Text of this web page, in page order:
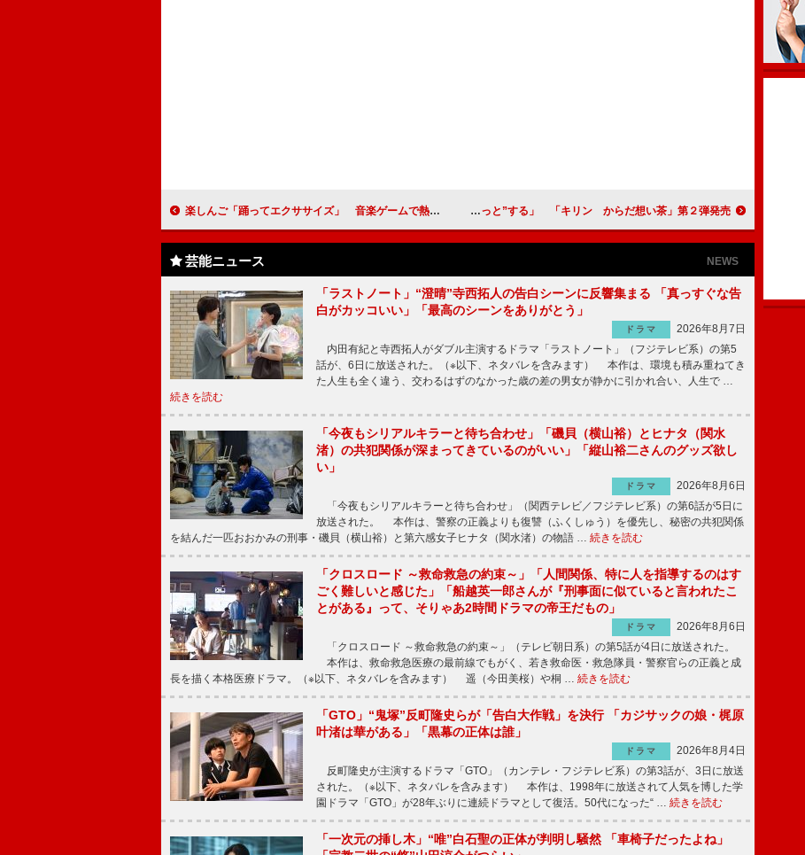
楽しんご「踊ってエクササイズ」 音楽ゲームで熱いダンスを披露 関根麻里「のどと鼻が“すぅーっと”する」 「キリン からだ想い茶」第２弾発売
芸能ニュース NEWS
「ラストノート」“澄晴”寺西拓人の告白シーンに反響集まる 「真っすぐな告
白がカッコいい」「最高のシーンをありがとう」
ドラマ
2026年8月7日
内田有紀と寺西拓人がダブル主演するドラマ「ラストノート」（フジテレビ系）の第5
話が、6日に放送された。（※以下、ネタバレを含みます） 本作は、環境も積み重ねてき
た人生も全く違う、交わるはずのなかった歳の差の男女が静かに引かれ合い、人生で …
続きを読む
「今夜もシリアルキラーと待ち合わせ」「磯貝（横山裕）とヒナタ（関水
渚）の共犯関係が深まってきているのがいい」「縦山裕二さんのグッズ欲し
い」
ドラマ
2026年8月6日
「今夜もシリアルキラーと待ち合わせ」（関西テレビ／フジテレビ系）の第6話が5日に
放送された。 本作は、警察の正義よりも復讐（ふくしゅう）を優先し、秘密の共犯関係
を結んだ一匹おおかみの刑事・磯貝（横山裕）と第六感女子ヒナタ（関水渚）の物語 … 続きを読む
「クロスロード ～救命救急の約束～」「人間関係、特に人を指導するのはす
ごく難しいと感じた」「船越英一郎さんが『刑事面に似ていると言われたこ
とがある』って、そりゃあ2時間ドラマの帝王だもの」
ドラマ
2026年8月6日
「クロスロード ～救命救急の約束～」（テレビ朝日系）の第5話が4日に放送された。
本作は、救命救急医療の最前線でもがく、若き救命医・救急隊員・警察官らの正義と成
長を描く本格医療ドラマ。（※以下、ネタバレを含みます） 遥（今田美桜）や桐 … 続きを読む
「GTO」“鬼塚”反町隆史らが「告白大作戦」を決行 「カジサックの娘・梶原
叶渚は華がある」「黒幕の正体は誰」
ドラマ
2026年8月4日
反町隆史が主演するドラマ「GTO」（カンテレ・フジテレビ系）の第3話が、3日に放送
された。（※以下、ネタバレを含みます） 本作は、1998年に放送されて人気を博した学
園ドラマ「GTO」が28年ぶりに連続ドラマとして復活。50代になった“ … 続きを読む
「一次元の挿し木」“唯”白石聖の正体が判明し騒然 「車椅子だったよね」